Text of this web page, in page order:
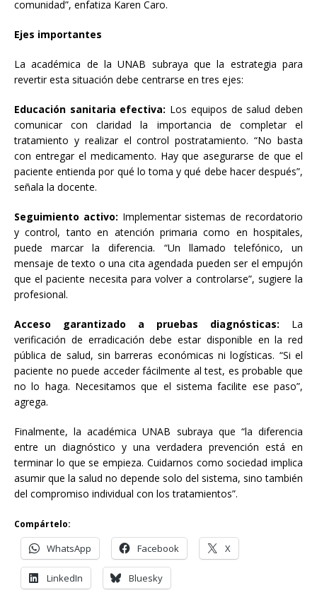
comunidad”, enfatiza Karen Caro.
Ejes importantes
La académica de la UNAB subraya que la estrategia para
revertir esta situación debe centrarse en tres ejes:
Educación sanitaria efectiva: Los equipos de salud deben
comunicar con claridad la importancia de completar el
tratamiento y realizar el control postratamiento. “No basta
con entregar el medicamento. Hay que asegurarse de que el
paciente entienda por qué lo toma y qué debe hacer después”,
señala la docente.
Seguimiento activo: Implementar sistemas de recordatorio
y control, tanto en atención primaria como en hospitales,
puede marcar la diferencia. “Un llamado telefónico, un
mensaje de texto o una cita agendada pueden ser el empujón
que el paciente necesita para volver a controlarse”, sugiere la
profesional.
Acceso garantizado a pruebas diagnósticas: La
verificación de erradicación debe estar disponible en la red
pública de salud, sin barreras económicas ni logísticas. “Si el
paciente no puede acceder fácilmente al test, es probable que
no lo haga. Necesitamos que el sistema facilite ese paso”,
agrega.
Finalmente, la académica UNAB subraya que “la diferencia
entre un diagnóstico y una verdadera prevención está en
terminar lo que se empieza. Cuidarnos como sociedad implica
asumir que la salud no depende solo del sistema, sino también
del compromiso individual con los tratamientos”.
Compártelo:
WhatsApp Facebook X
LinkedIn Bluesky